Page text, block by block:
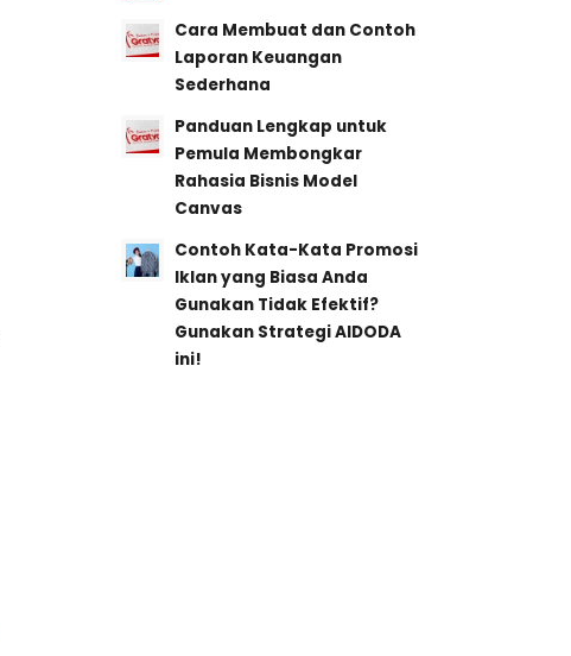
Cara Membuat dan Contoh
Laporan Keuangan
Sederhana
Panduan Lengkap untuk
Pemula Membongkar
Rahasia Bisnis Model
Canvas
Contoh Kata-Kata Promosi
Iklan yang Biasa Anda
Gunakan Tidak Efektif?
Gunakan Strategi AIDODA
ini!